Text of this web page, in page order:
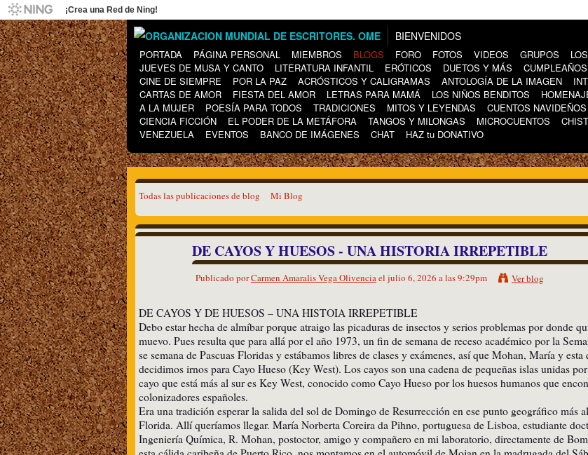
¡Crea una Red de Ning!
BIENVENIDOS
PORTADA PÁGINA PERSONAL MIEMBROS BLOGS FORO FOTOS VIDEOS GRUPOS
JUEVES DE MUSA Y CANTO
LITERATURA INFANTIL ERÓTICOS DUETOS Y MÁS CUMPLEAÑOS
CINE DE SIEMPRE
POR LA PAZ ACRÓSTICOS Y CALIGRAMAS ANTOLOGÍA DE LA IMAGEN
CARTAS DE AMOR
FIESTA DEL AMOR LETRAS PARA MAMÁ LOS NIÑOS BENDITOS
A LA MUJER
POESÍA PARA TODOS TRADICIONES MITOS Y LEYENDAS CUENTOS NAVIDEÑOS
CIENCIA FICCIÓN
EL PODER DE LA METÁFORA TANGOS Y MILONGAS MICROCUENTOS
VENEZUELA
EVENTOS BANCO DE IMÁGENES CHAT HAZ tu DONATIVO
Todas las publicaciones de blog Mi Blog
DE CAYOS Y HUESOS - UNA HISTORIA IRREPETIBLE
Publicado porCarmen Amaralis Vega Olivenciael julio 6, 2026 a las 9:29pm Ver blog
DE CAYOS Y DE HUESOS – UNA HISTOIA IRREPETIBLE
Debo estar hecha de almíbar porque atraigo las picaduras de insectos y serios problemas por donde
muevo. Pues resulta que para allá por el año 1973, un fin de semana de receso académico por la
se semana de Pascuas Floridas y estábamos libres de clases y exámenes, así que Mohan, María y esta
decidimos irnos para Cayo Hueso (Key West). Los cayos son una cadena de pequeñas islas unidas
cayo que está más al sur es Key West, conocido como Cayo Hueso por los huesos humanos que
colonizadores españoles.
Era una tradición esperar la salida del sol de Domingo de Resurrección en ese punto geográfico más
Florida. Allí queríamos llegar. María Norberta Coreira da Pihno, portuguesa de Lisboa, estudiante
Ingeniería Química, R. Mohan, postoctor, amigo y compañero en mi laboratorio, directamente de